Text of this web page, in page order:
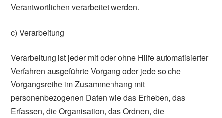
Verantwortlichen verarbeitet werden.
c) Verarbeitung
Verarbeitung ist jeder mit oder ohne Hilfe automatisierter
Verfahren ausgeführte Vorgang oder jede solche
Vorgangsreihe im Zusammenhang mit
personenbezogenen Daten wie das Erheben, das
Erfassen, die Organisation, das Ordnen, die